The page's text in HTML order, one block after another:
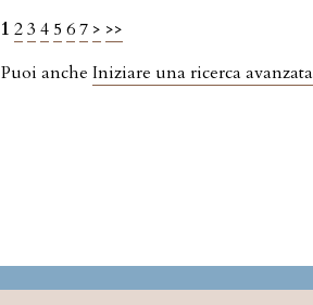
1 23 4 5 67 > >>
Puoi ancheIniziare una ricerca